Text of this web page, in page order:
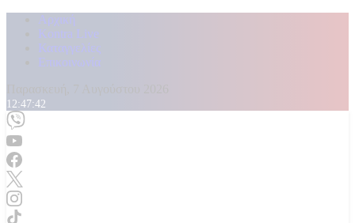
Αρχική
Kontra Live
Καταγγελίες
Επικοινωνία
12:47:44